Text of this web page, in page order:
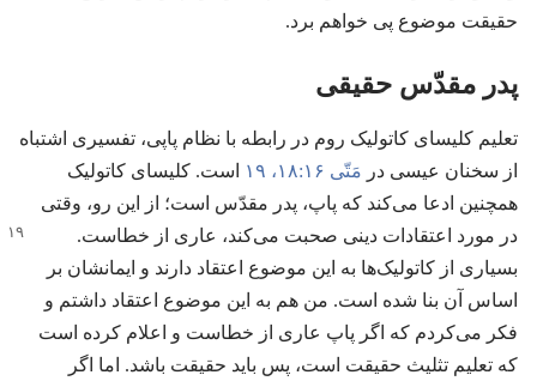
حقیقت موضوع پی خواهم برد.‏
پدر مقدّس حقیقی
تعلیم کلیسای کاتولیک روم در رابطه با نظام پاپی،‏ تفسیری اشتباه
از سخنان عیسی در مَتّی ۱۶:‏۱۸،‏ ۱۹
است.‏ کلیسای کاتولیک
همچنین ادعا می‌کند که پاپ،‏ پدر مقدّس است؛‏ از این رو،‏ وقتی
در مورد اعتقادات دینی صحبت می‌کند،‏ عاری از خطاست.‏
بسیاری از کاتولیک‌ها به این موضوع اعتقاد دارند و ایمانشان بر
اساس آن بنا شده است.‏ من هم به این موضوع اعتقاد داشتم و
فکر می‌کردم که اگر پاپ عاری از خطاست و اعلام کرده است
که تعلیم تثلیث حقیقت است،‏ پس باید حقیقت باشد.‏ اما اگر